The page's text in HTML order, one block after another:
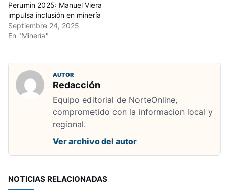
Perumin 2025: Manuel Viera
impulsa inclusión en minería
Septiembre 24, 2025
En "Minería"
AUTOR
Redacción
Equipo editorial de NorteOnline,
comprometido con la informacion local y
regional.
Ver archivo del autor
NOTICIAS RELACIONADAS